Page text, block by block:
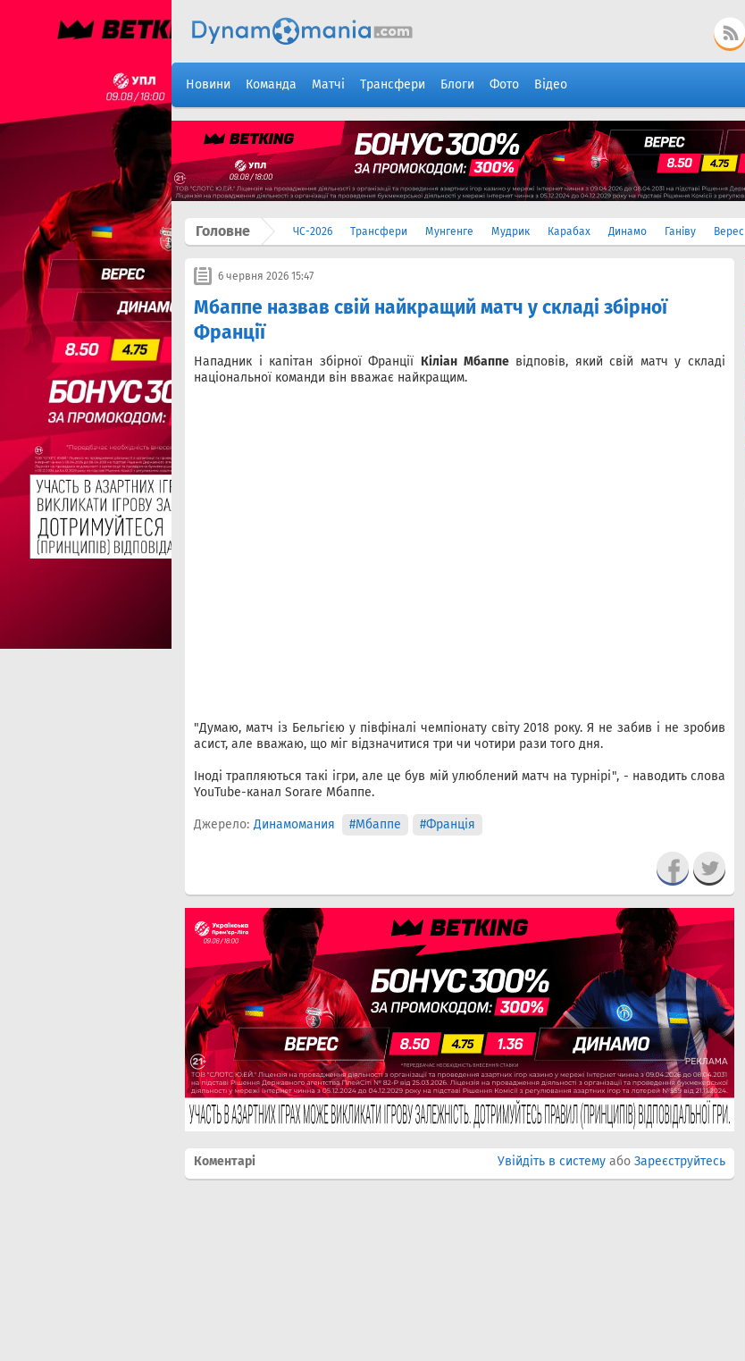
Новини Команда Матчі Трансфери Блоги Фото Відео
Головне ЧС-2026 Трансфери Мунгенге Мудрик Карабах Динамо Ганіву Верес
6 червня 2026 15:47
Мбаппе назвав свій найкращий матч у складі збірної
Франції
Нападник і капітан збірної Франції Кіліан Мбаппевідповів, який свій матч у складі
національної команди він вважає найкращим.
"Думаю, матч із Бельгією у півфіналі чемпіонату світу 2018 року. Я не забив і не зробив
асист, але вважаю, що міг відзначитися три чи чотири рази того дня.
Іноді трапляються такі ігри, але це був мій улюблений матч на турнірі", - наводить слова
YouTube-канал Sorare Мбаппе.
Джерело: Динамомания #Мбаппе #Франція
Коментарі Увійдіть в систему або Зареєструйтесь